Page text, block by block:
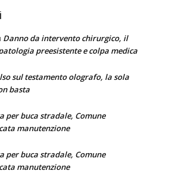
Danno da intervento chirurgico, il
preesistente e colpa medica
sul testamento olografo, la sola
basta
per buca stradale, Comune
manutenzione
per buca stradale, Comune
manutenzione